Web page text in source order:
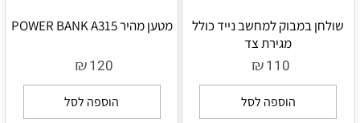
שולחן במבוק למחשב נייד כולל
מגירת צד
₪110
הוספה לסל
מטען מהיר POWER BANK A315
₪120
הוספה לסל